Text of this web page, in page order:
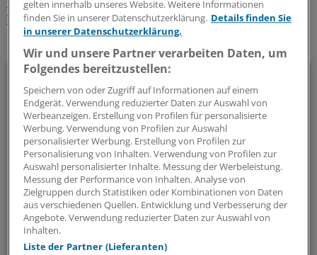
Vertragsarztrecht
Ihr Newsletter zum Thema
Politik & Debatte
Mit diesem Newsletter blicken Sie hinter das tägliche
Geschehen in der Gesundheitspolitik. Mit Analysen,
Hintergründen und einem Blick auf Themen, die die Agenda
bestimmen.
14-tägig, donnerstags
gelten innerhalb unseres Website. Weitere Informationen
finden Sie in unserer Datenschutzerklärung. Details finden Sie
in unserer Datenschutzerklärung.
Wir und unsere Partner verarbeiten Daten, um
Folgendes bereitzustellen:
Speichern von oder Zugriff auf Informationen auf einem
Endgerät. Verwendung reduzierter Daten zur Auswahl von
Werbeanzeigen. Erstellung von Profilen für personalisierte
Werbung. Verwendung von Profilen zur Auswahl
personalisierter Werbung. Erstellung von Profilen zur
Personalisierung von Inhalten. Verwendung von Profilen zur
Auswahl personalisierter Inhalte. Messung der Werbeleistung.
Messung der Performance von Inhalten. Analyse von
Zielgruppen durch Statistiken oder Kombinationen von Daten
aus verschiedenen Quellen. Entwicklung und Verbesserung der
Angebote. Verwendung reduzierter Daten zur Auswahl von
Inhalten.
Liste der Partner (Lieferanten)